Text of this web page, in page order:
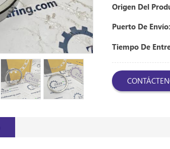
Origen Del
Puerto De Envío:
Tiempo De